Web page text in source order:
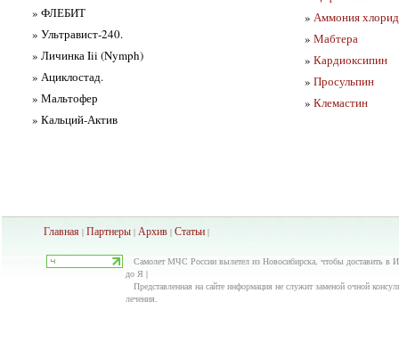
» ФЛЕБИТ
» Ультравист-240.
» Личинка Iii (Nymph)
» Ациклостад.
» Мальтофер
» Кальций-Актив
» Аммония
» Мабтера
» Кардиоксипин
» Просульпин
» Клемастин
Главная | Партнеры | Архив | Статьи |
Самолет МЧС России вылетел из Новосибирска, чтобы доставить в
до Я |
Представленная на сайте информация не служит заменой очной
лечения.